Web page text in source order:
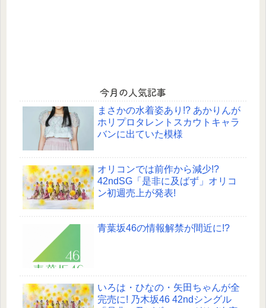
今月の人気記事
まさかの水着姿あり!? あかりんが
ホリプロタレントスカウトキャラ
バンに出ていた模様
オリコンでは前作から減少!?
42ndSG「是非に及ばず」オリコ
ン初週売上が発表!
青葉坂46の情報解禁が間近に!?
いろは・ひなの・矢田ちゃんが全
完売に! 乃木坂46 42ndシングル